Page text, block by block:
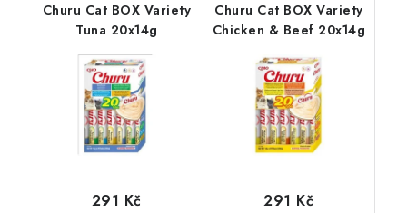
Churu Cat BOX Variety
Tuna 20x14g
291 Kč
Churu Cat BOX Variety
Chicken & Beef 20x14g
291 Kč